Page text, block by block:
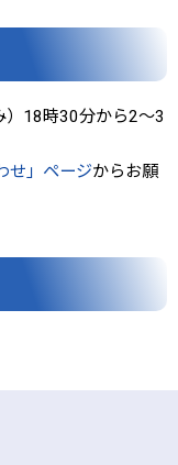
）18時30分から2〜3
せ」ページからお願